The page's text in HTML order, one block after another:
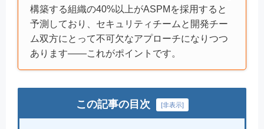
構築する組織の40%以上がASPMを採用すると
予測しており、セキュリティチームと開発チー
ム双方にとって不可欠なアプローチになりつつ
あります——これがポイントです。
この記事の目次 [非表示]